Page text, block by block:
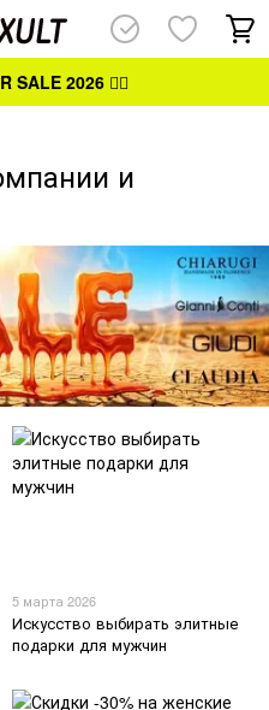
SALE 2026👈🏻
и
5 марта 2026
Искусство выбирать элитные
подарки для мужчин